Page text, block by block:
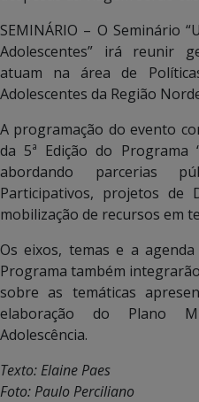
SEMINÁRIO – O Seminário
Adolescentes” irá reunir
atuam na área de
Adolescentes da Região
A programação do evento
da 5ª Edição do Programa
abordando parcerias
Participativos, projetos de
mobilização de recursos em
Os eixos, temas e a
Programa também
sobre as temáticas
elaboração do Plano
Adolescência.
Texto: Elaine Paes
Foto: Paulo Perciliano